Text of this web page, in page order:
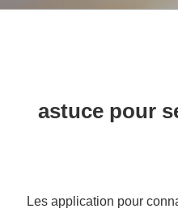
10 astuce
Les application pour